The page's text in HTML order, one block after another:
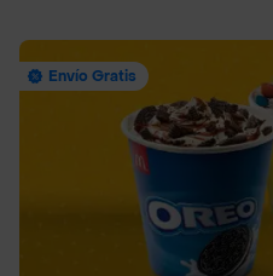
Envío Gratis